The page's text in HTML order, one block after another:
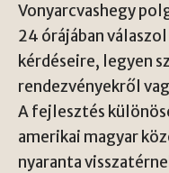
Vonyarcvashegy
24 órájában
kérdéseire, legyen
rendezvényekről
A fejlesztés
amerikai magyar
nyaranta